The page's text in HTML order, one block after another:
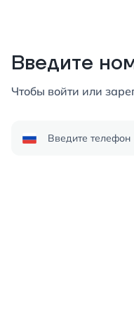
Введите
Чтобы войти или
Введите телефон